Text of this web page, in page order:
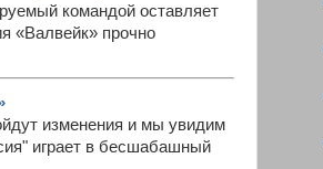
командой оставляет
«Валвейк» прочно
изменения и мы увидим
играет в бесшабашный